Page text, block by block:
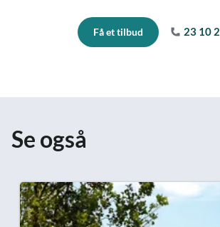
Få et tilbud 23 10
Se også